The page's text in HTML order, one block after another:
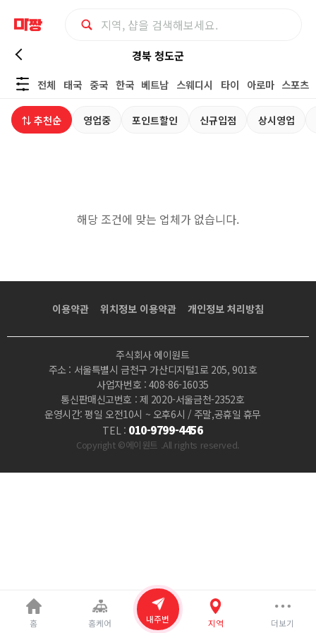
경
북
청
사
짱
경북 청도군
전체
태국 중국 한국 베트남 스웨디시 타이 아로마 스포츠
⇅ 추천순 영업중 포인트할인 신규입점 상시영업
해당 조건에 맞는 업체가 없습니다.
이용약관 위치정보 이용약관 개인정보 처리방침
주식회사 에이원트
주소 : 서울특별시 금천구 가산디지털1로 205, 901호
사업자번호 : 408-86-16035
통신판매신고번호 : 제 2020-서울금천-2352호
운영시간: 평일 오전10시 ~ 오후6시 / 주말,공휴일 휴무
TEL : 010-9799-4456
Copyright ©에이원트 .All rights reserved.
홈 홈케어 내주변 지역 더보기